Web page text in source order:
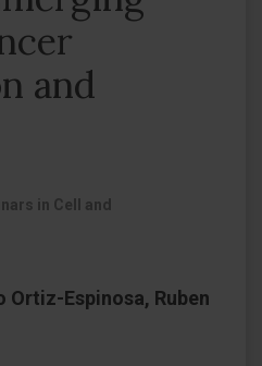
and
in Cell and
Ortiz-Espinosa, Ruben